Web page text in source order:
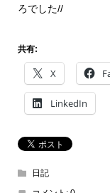
ろでした//
共有:
X
LinkedIn
日記